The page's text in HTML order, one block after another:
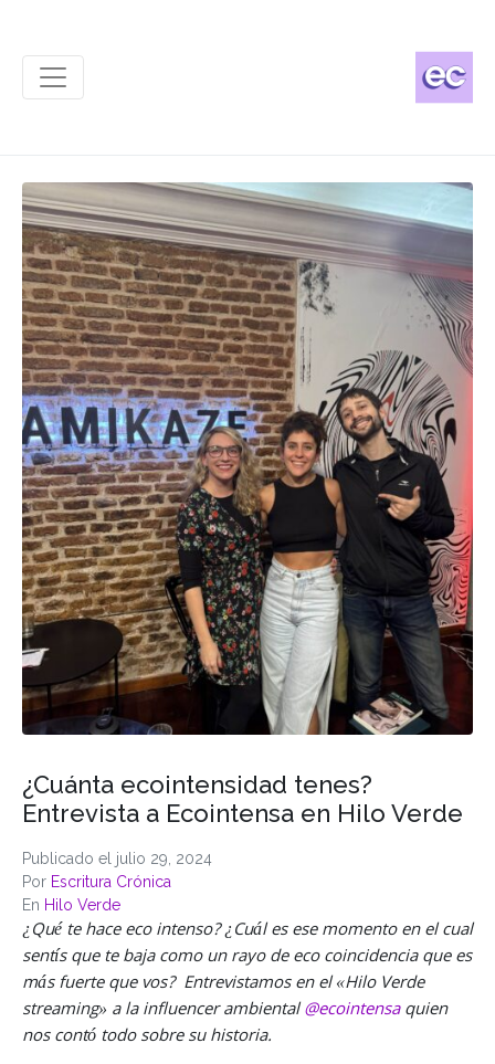
Publicado el julio 29, 2024
Por Escritura Crónica
En Hilo Verde
¿Cuánta ecointensidad tenes?
Entrevista a Ecointensa en Hilo Verde
¿Qué te hace eco intenso? ¿Cuál es ese momento en el cual
sentís que te baja como un rayo de eco coincidencia que es
más fuerte que vos? Entrevistamos en el «Hilo Verde
streaming» a la influencer ambiental@ecointensaquien
nos contó todo sobre su historia.